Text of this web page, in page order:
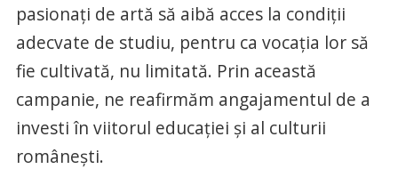
pasionați de artă să aibă acces la condiții
adecvate de studiu, pentru ca vocația lor să
fie cultivată, nu limitată. Prin această
campanie, ne reafirmăm angajamentul de a
investi în viitorul educației și al culturii
românești.